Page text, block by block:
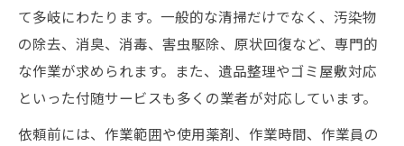
て多岐にわたります。一般的な清掃だけでなく、汚染物
の除去、消臭、消毒、害虫駆除、原状回復など、専門的
な作業が求められます。また、遺品整理やゴミ屋敷対応
といった付随サービスも多くの業者が対応しています。
依頼前には、作業範囲や使用薬剤、作業時間、作業員の